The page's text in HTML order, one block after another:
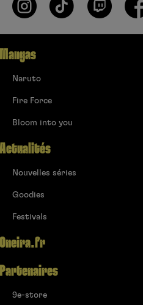
Mangas
Naruto
Fire Force
Bloom into you
Actualités
Nouvelles séries
Goodies
Festivals
Oneira.fr
Partenaires
9e-store